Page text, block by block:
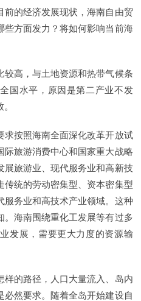
前的经济发展现状，海南自由贸
些方面发力？将如何影响当前海
较高，与土地资源和热带气候条
国水平，原因是第二产业不发
求按照海南全面深化改革开放试
际旅游消费中心和国家重大战略
展旅游业、现代服务业和高新技
传统的劳动密集型、资本密集型
服务业和高技术产业领域。这种
。海南围绕重化工发展等有过多
发展，需要更大力度的资源输
样的路径，人口大量流入、岛内
然要求。随着全岛开始建设自